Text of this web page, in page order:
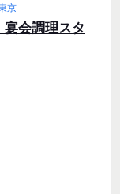
京
宴会調理スタ